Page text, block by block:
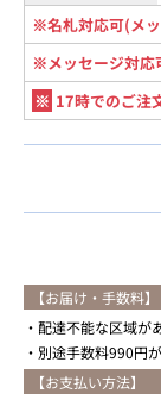
※名札対応可(メ
※メッセージ対応
※ 17時でのご注
【お届け・手数料】
配達不能な区域が
別途手数料990円
【お支払い方法】